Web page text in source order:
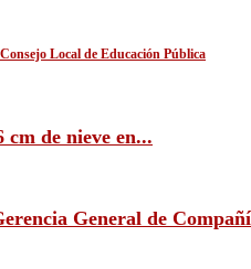
Local de Educación Pública
de nieve en...
General de